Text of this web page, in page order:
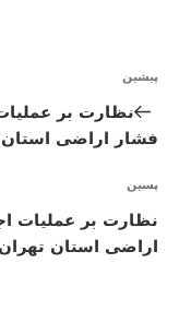
نوشته
قبلی
پیشین
نظارت بر
فشار اراضی استان تهران
نوشته‌ٔ
بعدی
پسین
نظارت بر عملیات
اراضی استان تهران – ۱۰۴۰